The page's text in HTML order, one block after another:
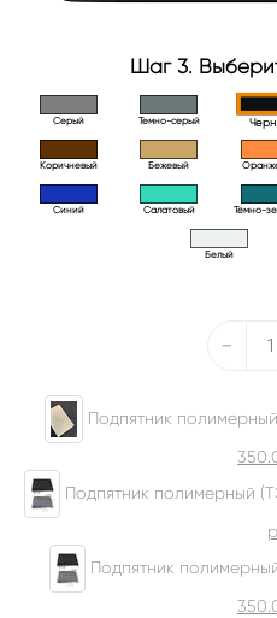
Шаг 3.
Серый Темно-серый
Коричневый Бежевый
Синий Салатовый Тёмно-
Белый
-
Подпятник
Подпятник полимерный
Подпятник